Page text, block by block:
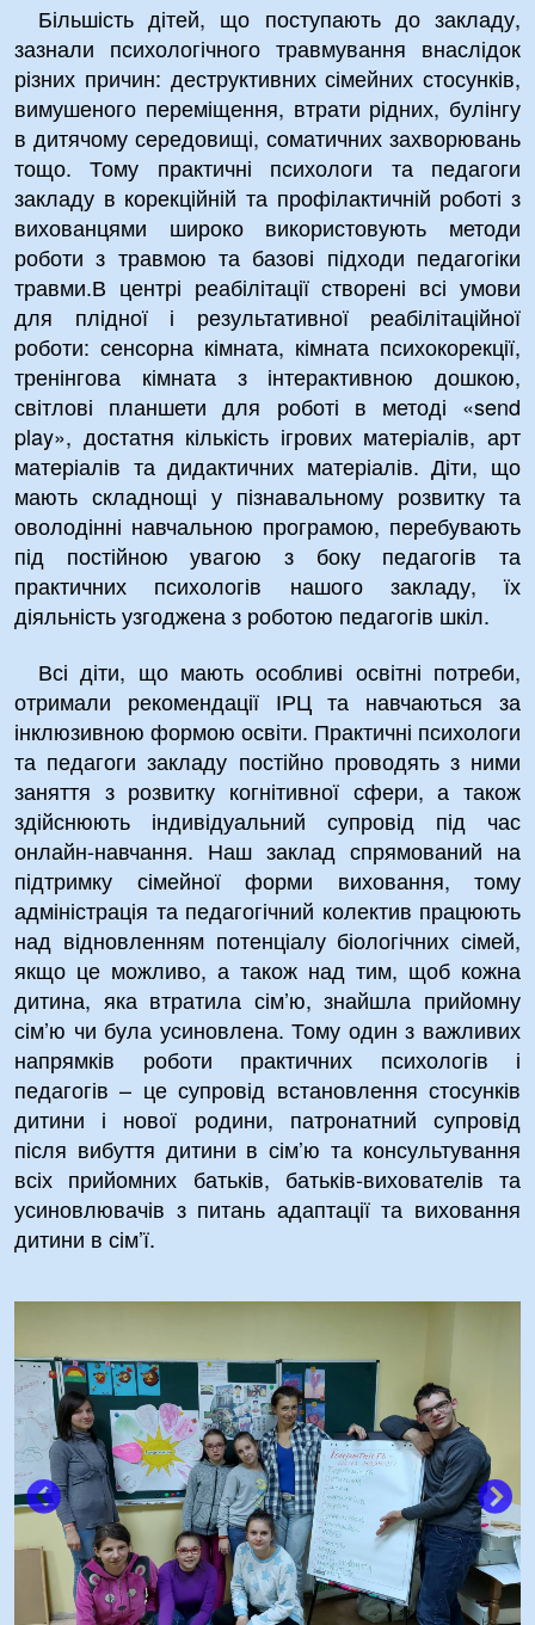
Більшість дітей, що поступають до закладу,
зазнали психологічного травмування внаслідок
різних причин: деструктивних сімейних стосунків,
вимушеного переміщення, втрати рідних, булінгу
в дитячому середовищі, соматичних захворювань
тощо. Тому практичні психологи та педагоги
закладу в корекційній та профілактичній роботі з
вихованцями широко використовують методи
роботи з травмою та базові підходи педагогіки
травми.В центрі реабілітації створені всі умови
для плідної і результативної реабілітаційної
роботи: сенсорна кімната, кімната психокорекції,
тренінгова кімната з інтерактивною дошкою,
світлові планшети для роботі в методі «send
play», достатня кількість ігрових матеріалів, арт
матеріалів та дидактичних матеріалів. Діти, що
мають складнощі у пізнавальному розвитку та
оволодінні навчальною програмою, перебувають
під постійною увагою з боку педагогів та
практичних психологів нашого закладу, їх
діяльність узгоджена з роботою педагогів шкіл.
Всі діти, що мають особливі освітні потреби,
отримали рекомендації ІРЦ та навчаються за
інклюзивною формою освіти. Практичні психологи
та педагоги закладу постійно проводять з ними
заняття з розвитку когнітивної сфери, а також
здійснюють індивідуальний супровід під час
онлайн-навчання. Наш заклад спрямований на
підтримку сімейної форми виховання, тому
адміністрація та педагогічний колектив працюють
над відновленням потенціалу біологічних сімей,
якщо це можливо, а також над тим, щоб кожна
дитина, яка втратила сім’ю, знайшла прийомну
сім’ю чи була усиновлена. Тому один з важливих
напрямків роботи практичних психологів і
педагогів – це супровід встановлення стосунків
дитини і нової родини, патронатний супровід
після вибуття дитини в сім’ю та консультування
всіх прийомних батьків, батьків-вихователів та
усиновлювачів з питань адаптації та виховання
дитини в сім’ї.